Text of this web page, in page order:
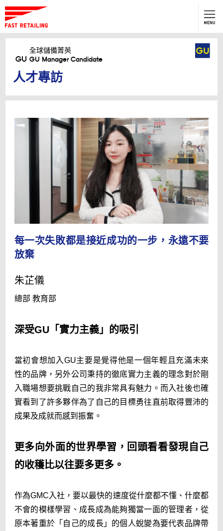
按此應徵
一起Fashion your life！
TOP
About GU
Company Profile
CEO MESSAGE
人才專訪
職涯發展
全球儲備菁英招募說明
關於FAST RETAILING迅銷集團
企業理念
事業說明 [English only]
CEO寄語
FR in Video
可持續發展
Cookie 列表
GU
全球儲備菁英
GU Manager Candidate
人才專訪
每一次失敗都是接近成功的一步，永遠不要
放棄
朱芷儀
總部 教育部
深受GU「實力主義」的吸引
當初會想加入GU主要是覺得他是一個年輕且充滿未來
性的品牌，另外公司秉持的徹底實力主義的理念對於剛
入職場想要挑戰自己的我非常具有魅力。而入社後也確
實看到了許多夥伴為了自己的目標勇往直前取得豐沛的
成果及成就而感到振奮。
更多向外面的世界學習，回頭看看發現自己
的收穫比以往要多更多。
作為GMC入社，要以最快的速度從什麼都不懂、什麼都
不會的模樣學習、成長成為能夠獨當一面的管理者，從
原本著重於「自己的成長」的個人蛻變為要代表品牌帶